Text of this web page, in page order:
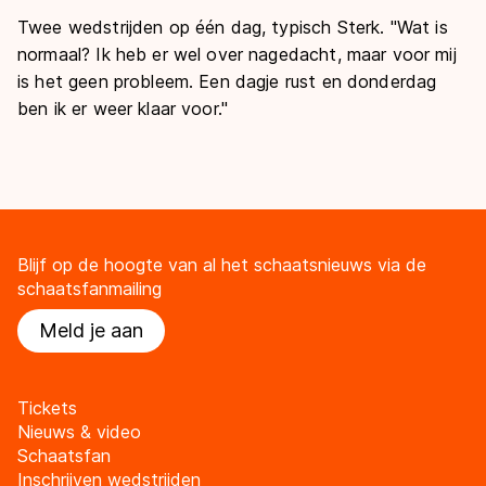
Twee wedstrijden op één dag, typisch Sterk. ''Wat is
normaal? Ik heb er wel over nagedacht, maar voor mij
is het geen probleem. Een dagje rust en donderdag
ben ik er weer klaar voor.''
Blijf op de hoogte van al het schaatsnieuws via de
schaatsfanmailing
Meld je aan
Tickets
Nieuws & video
Schaatsfan
Inschrijven wedstrijden